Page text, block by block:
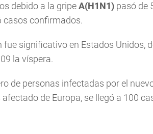
debido a la gripeA(H1N1) pasó de
casos confirmados.
significativo en Estados Unidos,
la víspera.
de personas infectadas por el
de Europa, se llegó a 100